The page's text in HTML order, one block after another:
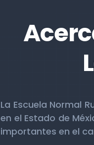
La Escuela Normal
en el Estado de
importantes en el